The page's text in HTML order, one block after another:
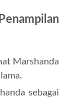
Marshanda
sebagai